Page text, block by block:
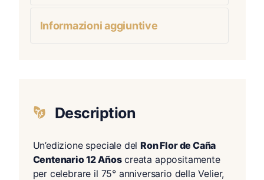
Informazioni aggiuntive
Description
Un’edizione speciale delRon Flor de Caña
Centenario 12 Añoscreata appositamente
per celebrare il 75° anniversario della Velier,